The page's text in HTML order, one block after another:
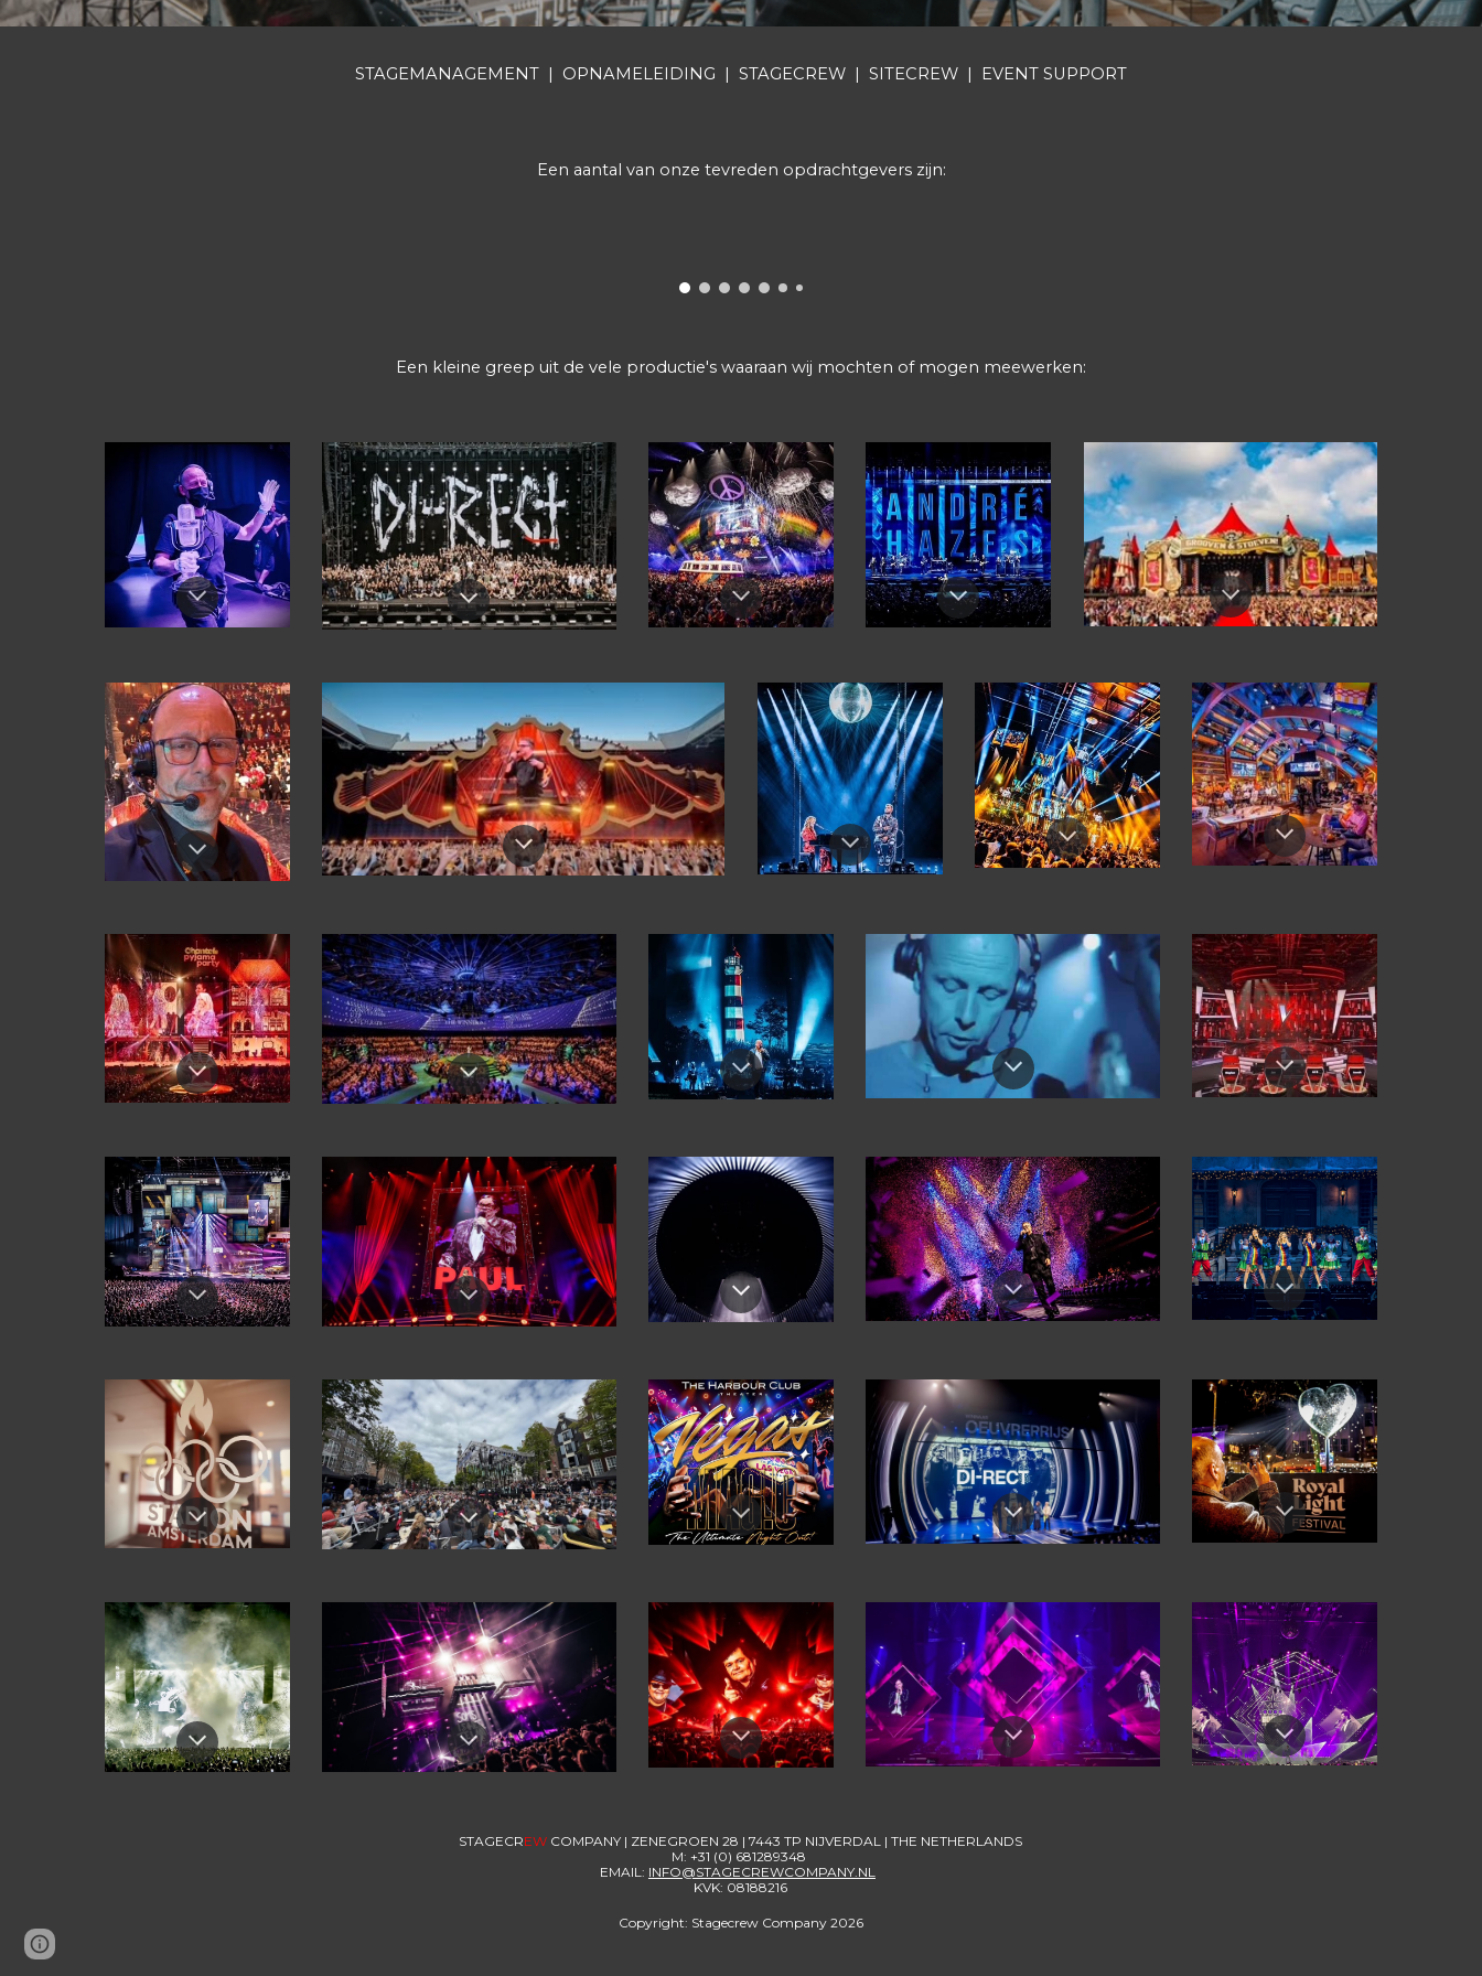
STAGEMANAGEMENT | OPNAMELEIDING | STAGECREW | SITECREW | EVENT SUPPORT
Een aantal van onze tevreden opdrachtgevers zijn:
Een kleine greep uit de vele productie's waaraan wij mochten of mogen meewerken:
STAGECREW COMPANY | ZENEGROEN 28 | 7443 TP NIJVERDAL | THE NETHERLANDS
M: +31 (0) 681289348
EMAIL: INFO@STAGECREWCOMPANY.NL
KVK: 08188216
Copyright: Stagecrew Company 2026